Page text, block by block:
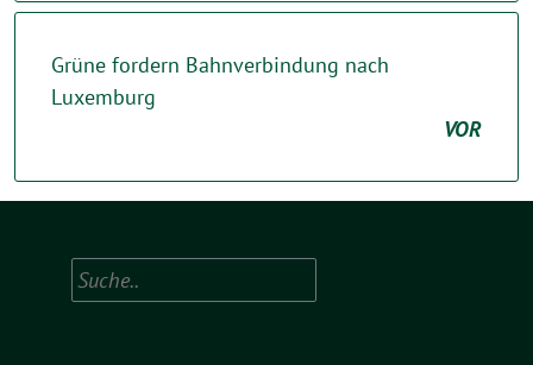
Grüne fordern Bahnverbindung nach
Luxemburg
VOR
Suchen